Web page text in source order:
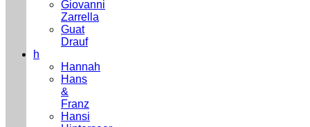
Giovanni
Zarrella
Guat
Drauf
h
Hannah
Hans
&
Franz
Hansi